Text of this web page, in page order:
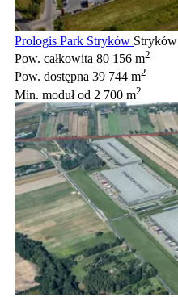
Prologis Park Stryków Stryków
Pow. całkowita 80 156 m2
Pow. dostępna 39 744 m2
Min. modułod 2 700 m2